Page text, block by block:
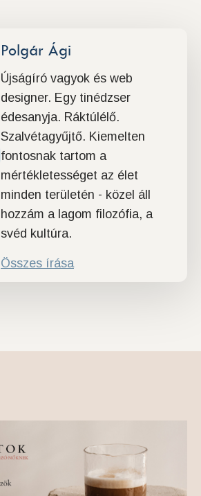
Polgár Ági
Újságíró vagyok és web
designer. Egy tinédzser
édesanyja. Ráktúlélő.
Szalvétagyűjtő. Kiemelten
fontosnak tartom a
mértékletességet az élet
minden területén - közel áll
hozzám a lagom filozófia, a
svéd kultúra.
Összes írása